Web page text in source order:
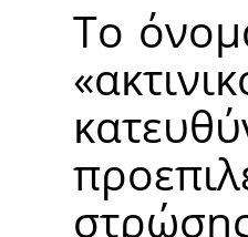
Το
«